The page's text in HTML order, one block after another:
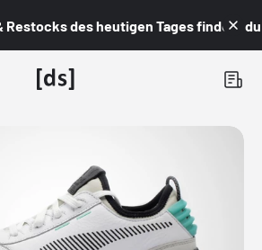
des heutigen Tages findest du